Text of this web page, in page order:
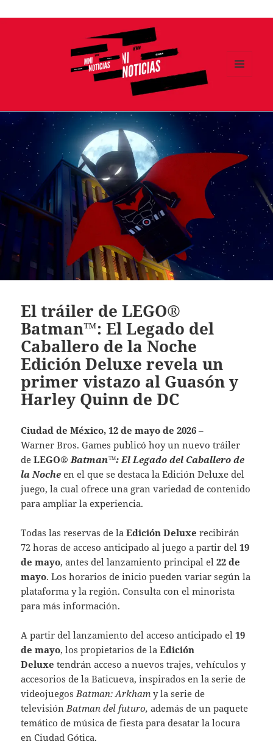
Ir
El tráiler de LEGO®
Batman™: El Legado del
Caballero de la Noche
Edición Deluxe revela un
primer vistazo al Guasón y
Harley Quinn de DC
Ciudad de México, 12 de mayo de 2026–
Warner Bros. Games publicó hoy un nuevo tráiler
deLEGO® Batman™: El Legado del Caballero de
la Noche en el que se destaca la Edición Deluxe del
juego, la cual ofrece una gran variedad de contenido
para ampliar la experiencia.
Todas las reservas de laEdición Deluxe recibirán
72 horas de acceso anticipado al juego a partir del19
de mayo, antes del lanzamiento principal el22 de
mayo. Los horarios de inicio pueden variar según la
plataforma y la región. Consulta con el minorista
para más información.
A partir del lanzamiento del acceso anticipado el19
de mayo, los propietarios de laEdición
Deluxe tendrán acceso a nuevos trajes, vehículos y
accesorios de la Baticueva, inspirados en la serie de
videojuegos Batman: Arkham y la serie de
televisión Batman del futuro, además de un paquete
temático de música de fiesta para desatar la locura
en Ciudad Gótica.